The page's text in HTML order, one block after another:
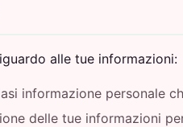
alle tue informazioni:
informazione personale
delle tue informazioni